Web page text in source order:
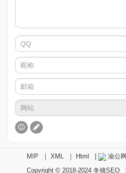
MIP ｜ XML ｜ Html
渝公
Copyright © 2018-2024 冬镜SEO